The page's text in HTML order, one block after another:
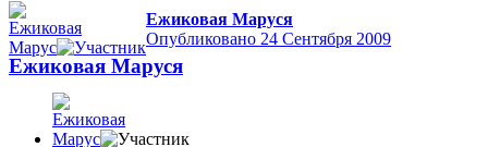
Ежиковая Маруся
Опубликовано 24 Сентября 2009
Ежиковая Маруся